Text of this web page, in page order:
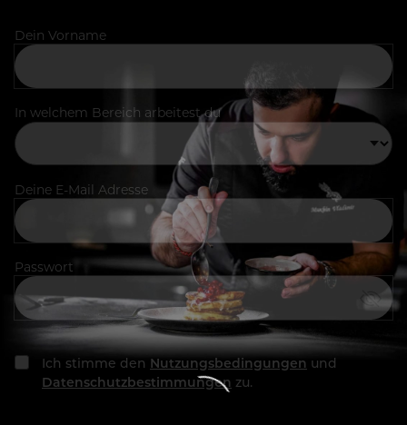
Dein Vorname
In welchem Bereich arbeitest du
Deine E-Mail Adresse
Passwort
Ich stimme den Nutzungsbedingungen und
Datenschutzbestimmungen zu.